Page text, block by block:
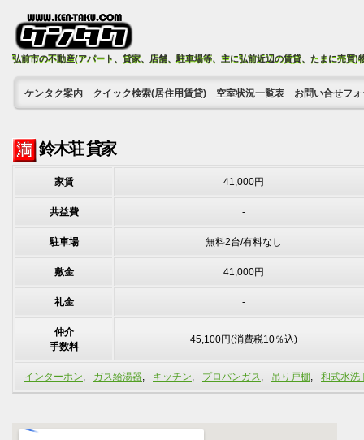
弘前市の不動産(アパート、貸家、店舗、駐車場等、主に弘前近辺の賃貸、たまに売買)
ケンタク案内 クイック検索(居住用賃貸) 空室状況一覧表 お問い合せフ
鈴木荘 貸家
家賃 41,000円
共益費 -
駐車場 無料2台/有料なし
敷金 41,000円
礼金 -
仲介
手数料
45,100円(消費税10％込)
インターホン, ガス給湯器, キッチン, プロパンガス, 吊り戸棚, 和式水洗